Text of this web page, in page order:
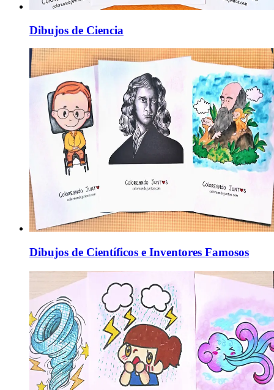
Dibujos de Ciencia
Dibujos de Científicos e Inventores Famosos